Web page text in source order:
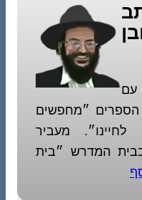
עם
״מחפשים
מעביר
המדרש ״בית